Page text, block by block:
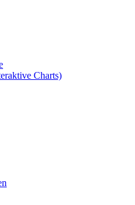
Charts)